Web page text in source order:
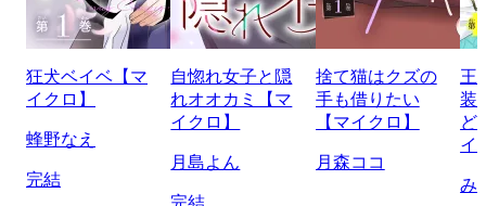
狂犬ベイベ【マ
イクロ】
蜂野なえ
完結
自惚れ女子と隠
れオオカミ【マ
イクロ】
月島よん
捨て猫はクズの
手も借りたい
【マイクロ】
月森ココ
王
装
ど
イ
み